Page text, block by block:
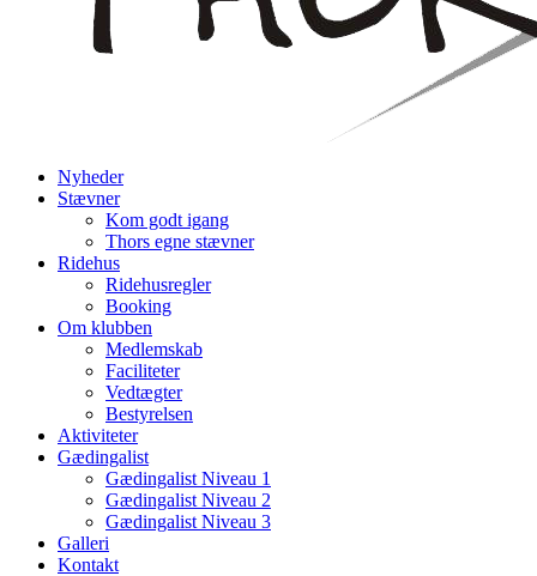
Nyheder
Stævner
Kom godt igang
Thors egne stævner
Ridehus
Ridehusregler
Booking
Om klubben
Medlemskab
Faciliteter
Vedtægter
Bestyrelsen
Aktiviteter
Gædingalist
Gædingalist Niveau 1
Gædingalist Niveau 2
Gædingalist Niveau 3
Galleri
Kontakt